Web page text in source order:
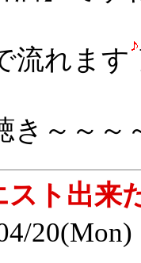
流れます
き～～～
スト出来